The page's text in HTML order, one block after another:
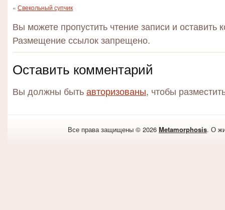
« Свекольный супчик
Вы можете пропустить чтение записи и оставить
Размещение ссылок запрещено.
Оставить комментарий
Вы должны бытьавторизованы, чтобы
Все права защищены © 2026 Metamorphosis. О